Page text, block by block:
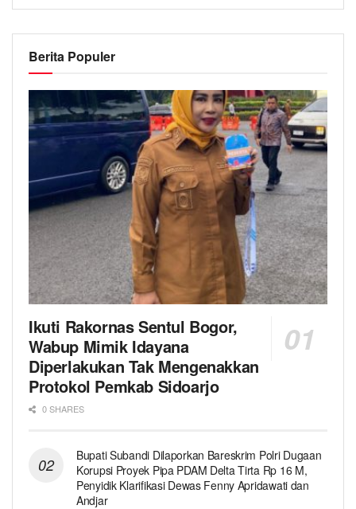
Berita Populer
Ikuti Rakornas Sentul Bogor,
Wabup Mimik Idayana
Diperlakukan Tak Mengenakkan
Protokol Pemkab Sidoarjo
0 SHARES
Bupati Subandi Dilaporkan Bareskrim Polri Dugaan
Korupsi Proyek Pipa PDAM Delta Tirta Rp 16 M,
Penyidik Klarifikasi Dewas Fenny Apridawati dan
Andjar